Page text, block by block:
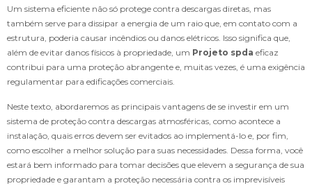
Um sistema eficiente não só protege contra descargas diretas, mas
também serve para dissipar a energia de um raio que, em contato com a
estrutura, poderia causar incêndios ou danos elétricos. Isso significa que,
além de evitar danos físicos à propriedade, um Projeto spda eficaz
contribui para uma proteção abrangente e, muitas vezes, é uma exigência
regulamentar para edificações comerciais.
Neste texto, abordaremos as principais vantagens de se investir em um
sistema de proteção contra descargas atmosféricas, como acontece a
instalação, quais erros devem ser evitados ao implementá-lo e, por fim,
como escolher a melhor solução para suas necessidades. Dessa forma, você
estará bem informado para tomar decisões que elevem a segurança de sua
propriedade e garantam a proteção necessária contra os imprevisíveis